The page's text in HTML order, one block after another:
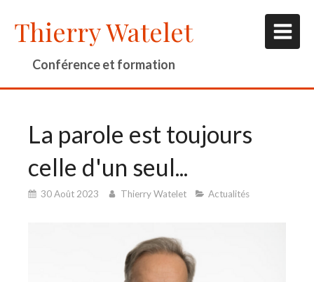
Thierry Watelet
Conférence et formation
La parole est toujours
celle d'un seul...
30 Août 2023 Thierry Watelet Actualités